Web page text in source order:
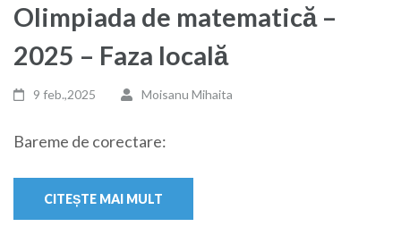
Olimpiada de matematică –
2025 – Faza locală
9 feb.,2025 Moisanu Mihaita
Bareme de corectare:
CITEȘTE MAI MULT